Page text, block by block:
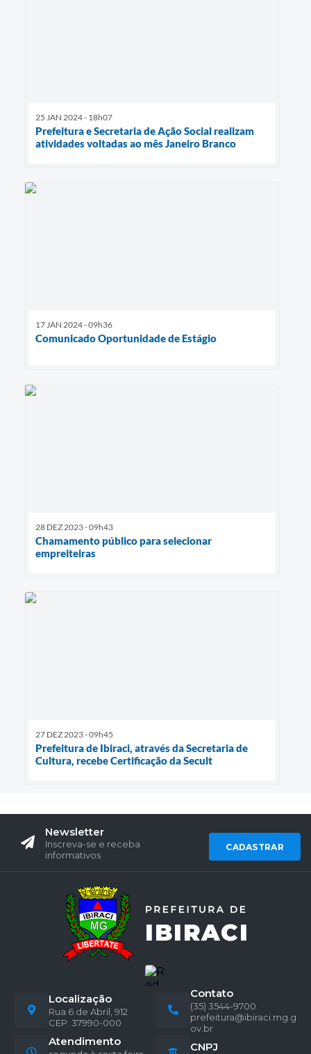
25 JAN 2024 - 18h07
Prefeitura e Secretaria de Ação Social realizam
atividades voltadas ao mês Janeiro Branco
17 JAN 2024 - 09h36
Comunicado Oportunidade de Estágio
28 DEZ 2023 - 09h43
Chamamento público para selecionar
empreiteiras
27 DEZ 2023 - 09h45
Prefeitura de Ibiraci, através da Secretaria de
Cultura, recebe Certificação da Secult
Newsletter
Inscreva-se e receba
informativos
CADASTRAR
Localização
Rua 6 de Abril, 912
CEP: 37990-000
Contato
(35) 3544-9700
prefeitura@ibiraci.mg.g
ov.br
Atendimento CNPJ